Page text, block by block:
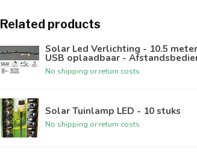
Related products
Solar Led Verlichting - 10.5
USB oplaadbaar -
No shipping or return costs
Solar Tuinlamp LED - 10 stuks
No shipping or return costs